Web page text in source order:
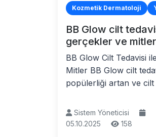
Kozmetik Dermatoloji
BB Glow cilt
gerçekler ve mitler
BB Glow Cilt Tedavisi
Mitler BB Glow cilt
popülerliği artan ve cilt
Sistem Yöneticisi
05.10.2025
158